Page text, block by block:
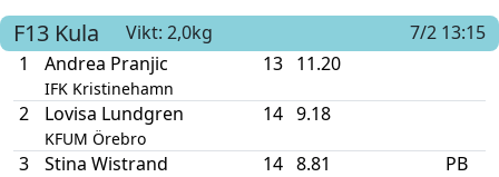
F13 Kula Vikt: 2,0kg
7/2 13:15
1
Andrea Pranjic
IFK Kristinehamn
13 11.20
2 Lovisa Lundgren
KFUM Örebro
14 9.18
3 Stina Wistrand 14 8.81 PB